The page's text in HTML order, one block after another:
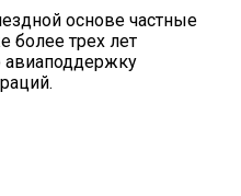
основе частные
более трех лет
авиаподдержку